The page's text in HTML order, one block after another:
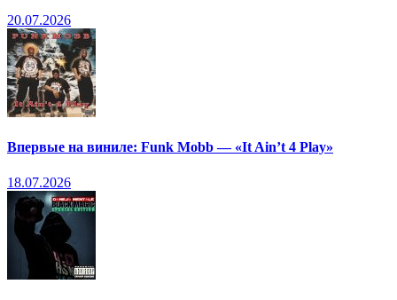
20.07.2026
Впервые на виниле: Funk Mobb — «It Ain’t 4 Play»
18.07.2026